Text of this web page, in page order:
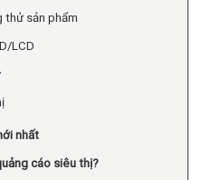
thử sản phẩm
LCD
nhất
cáo siêu thị?